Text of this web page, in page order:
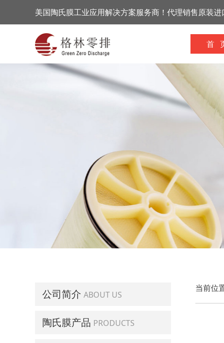
美国陶氏膜工业应用解决方案服务商！代理销售原装
首
公司简介 ABOUT US
陶氏膜产品 PRODUCTS
当前位